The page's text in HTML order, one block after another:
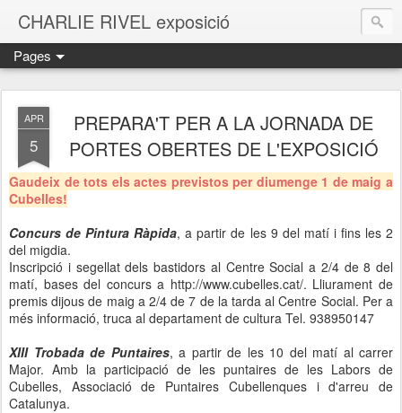
CHARLIE RIVEL exposició
Pages
APR
5
PREPARA'T PER A LA JORNADA DE
PORTES OBERTES DE L'EXPOSICIÓ
Gaudeix de tots els actes previstos per diumenge 1 de maig a
Cubelles!
Concurs de Pintura Ràpida, a partir de les 9 del matí i fins les 2
del migdia.
Inscripció i segellat dels bastidors al Centre Social a 2/4 de 8 del
matí, bases del concurs a http://www.cubelles.cat/. Lliurament de
premis dijous de maig a 2/4 de 7 de la tarda al Centre Social. Per a
més informació, truca al departament de cultura Tel. 938950147
XIII Trobada de Puntaires, a partir de les 10 del matí al carrer
Major. Amb la participació de les puntaires de les Labors de
Cubelles, Associació de Puntaires Cubellenques i d'arreu de
Catalunya.